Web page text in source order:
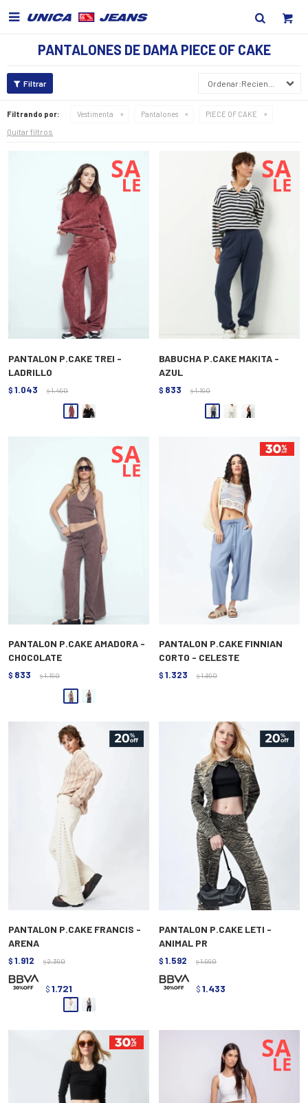

PANTALONES DE DAMA PIECE OF CAKE
Recientes
Filtrando por: Vestimenta Pantalones PIECE OF CAKE
Quitar filtros
PANTALON P.CAKE TREI -
LADRILLO
$ 1.043 $ 1.490
BABUCHA P.CAKE MAKITA -
AZUL
$ 833 $ 1.190
PANTALON P.CAKE AMADORA -
CHOCOLATE
$ 833 $ 1.190
PANTALON P.CAKE FINNIAN
CORTO - CELESTE
$ 1.323 $ 1.890
PANTALON P.CAKE FRANCIS -
ARENA
$ 1.912 $ 2.390
$ 1.721
PANTALON P.CAKE LETI -
ANIMAL PR
$ 1.592 $ 1.990
$ 1.433